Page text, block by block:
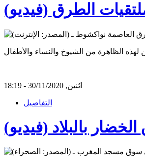
الطرق (فيديو)
اثنين, 30/11/2020 - 18:19
التفاصيل
بالبلاد (فيديو)